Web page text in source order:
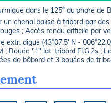
dans le 125° du phare de
un chenal balisé à tribord par
; Accès rendu difficile par
extr. digue (43°07,5' N -
; Bouée "1" lat. tribord Fl.G.2s ;
de bâbord et 3 bouées de